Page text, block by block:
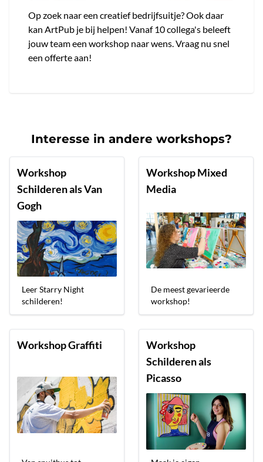
Op zoek naar een creatief bedrijfsuitje? Ook daar
kan ArtPub je bij helpen! Vanaf 10 collega's beleeft
jouw team een workshop naar wens. Vraag nu snel
een offerte aan!
Interesse in andere workshops?
Workshop
Schilderen als Van
Gogh
Leer Starry Night
schilderen!
Workshop Mixed
Media
De meest gevarieerde
workshop!
Workshop Graffiti
Workshop
Schilderen als
Picasso